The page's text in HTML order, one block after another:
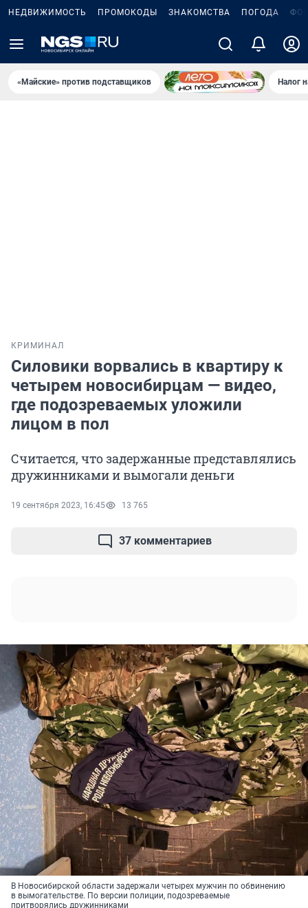
НЕДВИЖИМОСТЬ ПРОМОКОДЫ ЗНАКОМСТВА ПОГОДА
«Майские» против подставщиков Налог
КРИМИНАЛ
Силовики ворвались в квартиру к
четырем новосибирцам — видео,
где подозреваемых уложили
лицом в пол
Считается, что задержанные представлялись
дружинниками и вымогали деньги
19 сентября 2023, 16:45 13 765
37 комментариев
В Новосибирской области задержали четырех мужчин по обвинению
в вымогательстве. По версии полиции, подозреваемые
притворялись дружинниками